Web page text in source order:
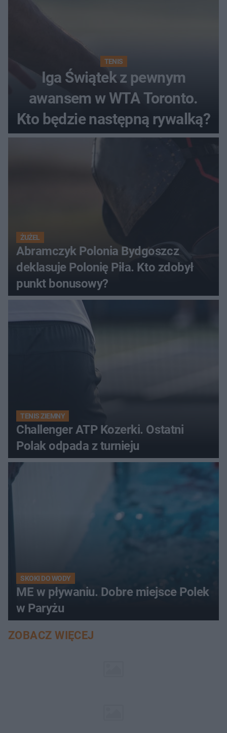
TENIS
Iga Świątek z pewnym
awansem w WTA Toronto.
Kto będzie następną rywalką?
ŻUŻEL
Abramczyk Polonia Bydgoszcz
deklasuje Polonię Piła. Kto zdobył
punkt bonusowy?
TENIS ZIEMNY
Challenger ATP Kozerki. Ostatni
Polak odpada z turnieju
SKOKI DO WODY
ME w pływaniu. Dobre miejsce Polek
w Paryżu
ZOBACZ WIĘCEJ